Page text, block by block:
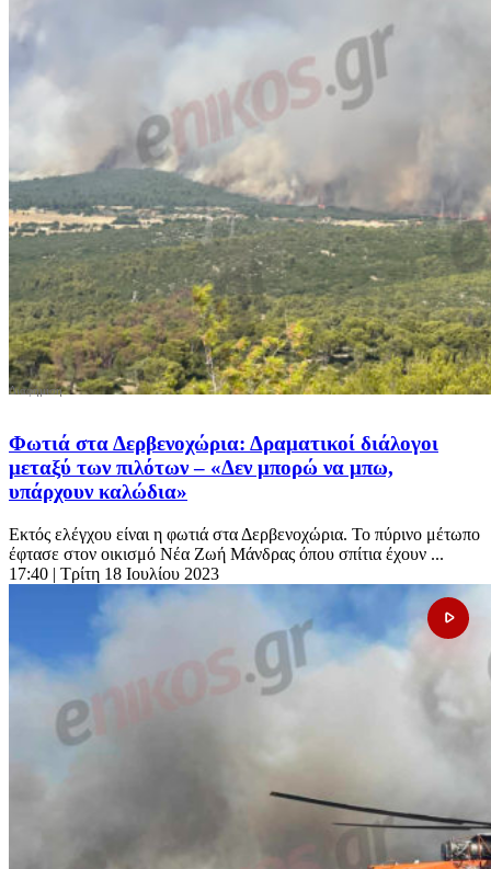
Φωτιά στα Δερβενοχώρια: Δραματικοί διάλογοι
μεταξύ των πιλότων – «Δεν μπορώ να μπω,
υπάρχουν καλώδια»
Εκτός ελέγχου είναι η φωτιά στα Δερβενοχώρια. Το πύρινο μέτωπο
έφτασε στον οικισμό Νέα Ζωή Μάνδρας όπου σπίτια έχουν ...
17:40 | Τρίτη 18 Ιουλίου 2023